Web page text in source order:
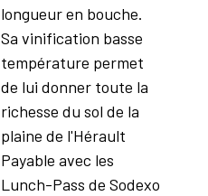
longueur en bouche.
Sa vinification basse
température permet
de lui donner toute la
richesse du sol de la
plaine de l'Hérault
Payable avec les
Lunch-Pass de Sodexo